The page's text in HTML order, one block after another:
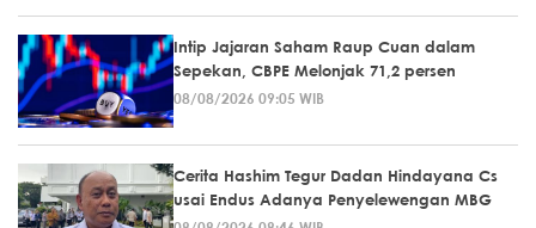
Intip Jajaran Saham Raup Cuan dalam
Sepekan, CBPE Melonjak 71,2 persen
08/08/2026 09:05 WIB
Cerita Hashim Tegur Dadan Hindayana Cs
usai Endus Adanya Penyelewengan MBG